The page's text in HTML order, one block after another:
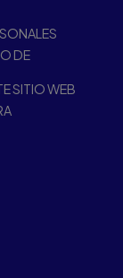
DE
SITIO WEB